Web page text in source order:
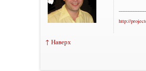
http://
↑ Наверх